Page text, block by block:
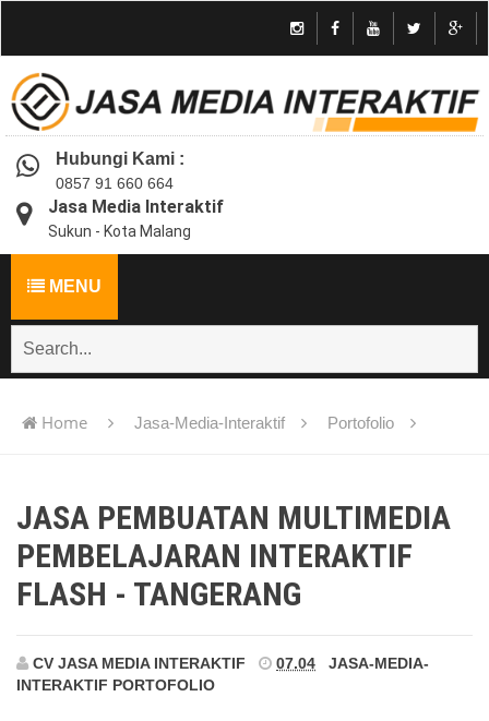
Hubungi Kami :
0857 91 660 664
Jasa Media Interaktif
Sukun - Kota Malang
MENU
Home Jasa-Media-Interaktif Portofolio
JASA PEMBUATAN MULTIMEDIA
PEMBELAJARAN INTERAKTIF
FLASH - TANGERANG
CV JASA MEDIA INTERAKTIF 07.04
JASA-MEDIA-
INTERAKTIF PORTOFOLIO